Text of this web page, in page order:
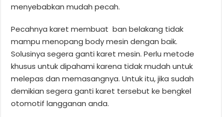
menyebabkan mudah pecah.
Pecahnya karet membuat ban belakang tidak
mampu menopang body mesin dengan baik.
Solusinya segera ganti karet mesin. Perlu metode
khusus untuk dipahami karena tidak mudah untuk
melepas dan memasangnya. Untuk itu, jika sudah
demikian segera ganti karet tersebut ke bengkel
otomotif langganan anda.